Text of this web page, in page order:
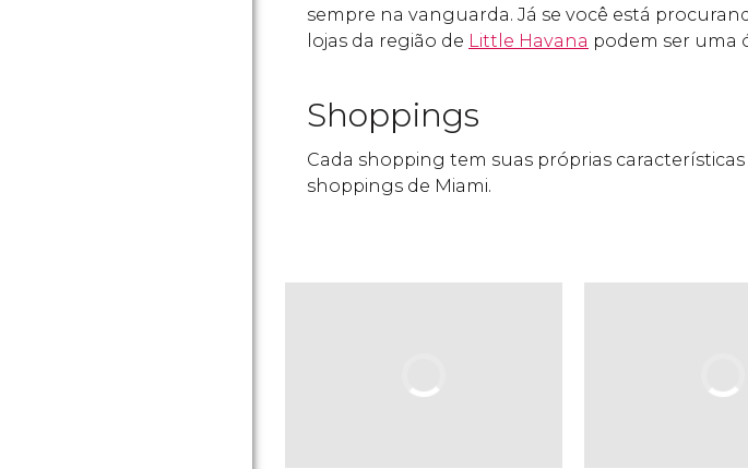
sempre na vanguarda. Já se você está
lojas da região de Little Havana podem ser uma
Shoppings
Cada shopping tem suas próprias
shoppings de Miami.